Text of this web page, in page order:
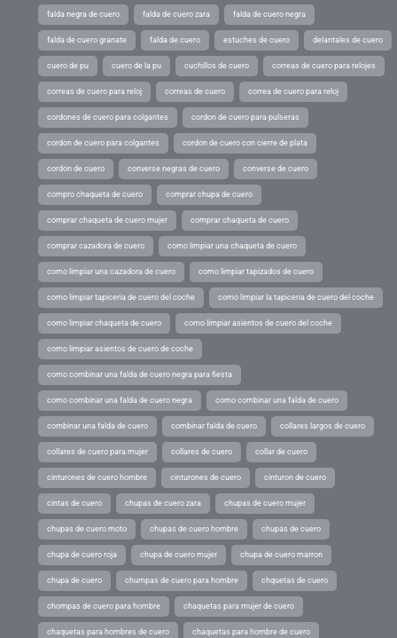
falda negra de cuero falda de cuero zara falda de cuero negra
falda de cuero granate falda de cuero estuches de cuero delantales de cuero
cuero de pu cuero de la pu cuchillos de cuero correas de cuero para relojes
correas de cuero para reloj correas de cuero correa de cuero para reloj
cordones de cuero para colgantes cordon de cuero para pulseras
cordon de cuero para colgantes cordon de cuero con cierre de plata
cordon de cuero converse negras de cuero converse de cuero
compro chaqueta de cuero comprar chupa de cuero
comprar chaqueta de cuero mujer comprar chaqueta de cuero
comprar cazadora de cuero como limpiar una chaqueta de cuero
como limpiar una cazadora de cuero como limpiar tapizados de cuero
como limpiar tapiceria de cuero del coche como limpiar la tapiceria de cuero del coche
como limpiar chaqueta de cuero como limpiar asientos de cuero del coche
como limpiar asientos de cuero de coche
como combinar una falda de cuero negra para fiesta
como combinar una falda de cuero negra como combinar una falda de cuero
combinar una falda de cuero combinar falda de cuero collares largos de cuero
collares de cuero para mujer collares de cuero collar de cuero
cinturones de cuero hombre cinturones de cuero cinturon de cuero
cintas de cuero chupas de cuero zara chupas de cuero mujer
chupas de cuero moto chupas de cuero hombre chupas de cuero
chupa de cuero roja chupa de cuero mujer chupa de cuero marron
chupa de cuero chumpas de cuero para hombre chquetas de cuero
chompas de cuero para hombre chaquetas para mujer de cuero
chaquetas para hombres de cuero chaquetas para hombre de cuero